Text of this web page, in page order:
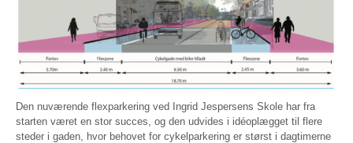
Den nuværende flexparkering ved Ingrid Jespersens Skole har fra
starten været en stor succes, og den udvides i idéoplægget til flere
steder i gaden, hvor behovet for cykelparkering er størst i dagtimerne